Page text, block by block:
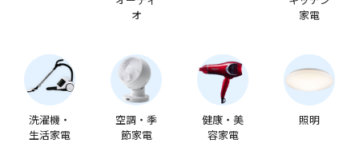
オ
家電
洗濯機・
生活家電
空調・季
節家電
健康・美
容家電
照明